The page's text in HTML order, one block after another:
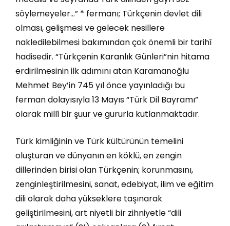
söylemeyeler…” * fermanı; Türkçenin devlet dili
olması, gelişmesi ve gelecek nesillere
nakledilebilmesi bakımından çok önemli bir tarihî
hadisedir. “Türkçenin Karanlık Günleri”nin hitama
erdirilmesinin ilk adımını atan Karamanoğlu
Mehmet Bey’in 745 yıl önce yayınladığı bu
ferman dolayısıyla 13 Mayıs “Türk Dil Bayramı”
olarak millî bir şuur ve gururla kutlanmaktadır.
Türk kimliğinin ve Türk kültürünün temelini
oluşturan ve dünyanın en köklü, en zengin
dillerinden birisi olan Türkçenin; korunmasını,
zenginleştirilmesini, sanat, edebiyat, ilim ve eğitim
dili olarak daha yükseklere taşınarak
geliştirilmesini, art niyetli bir zihniyetle “dili